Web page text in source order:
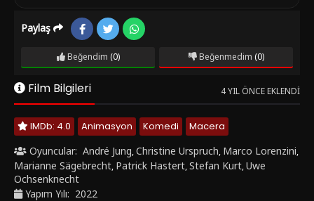
Paylaş
Beğendim (0) Beğenmedim (0)
Film Bilgileri 4 YIL ÖNCE EKLENDI
IMDb: 4.0 Animasyon Komedi
Macera
Oyuncular: André Jung,Christine Urspruch, Marco Lorenzini,
Marianne Sägebrecht, Patrick Hastert,Stefan Kurt,Uwe
Ochsenknecht
Yapım Yılı: 2022